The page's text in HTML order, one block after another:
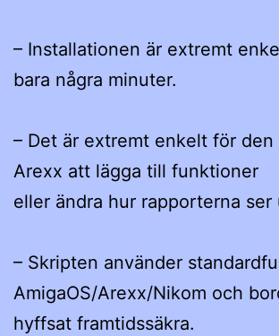
– Installationen är extremt
bara några minuter.
– Det är extremt enkelt för den
Arexx att lägga till funktioner
eller ändra hur rapporterna ser
– Skripten använder
AmigaOS/Arexx/Nikom och
hyffsat framtidssäkra.